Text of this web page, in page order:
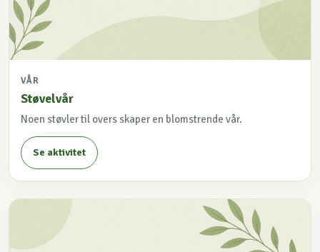
VÅR
Støvelvår
Noen støvler til overs skaper en blomstrende vår.
Se aktivitet